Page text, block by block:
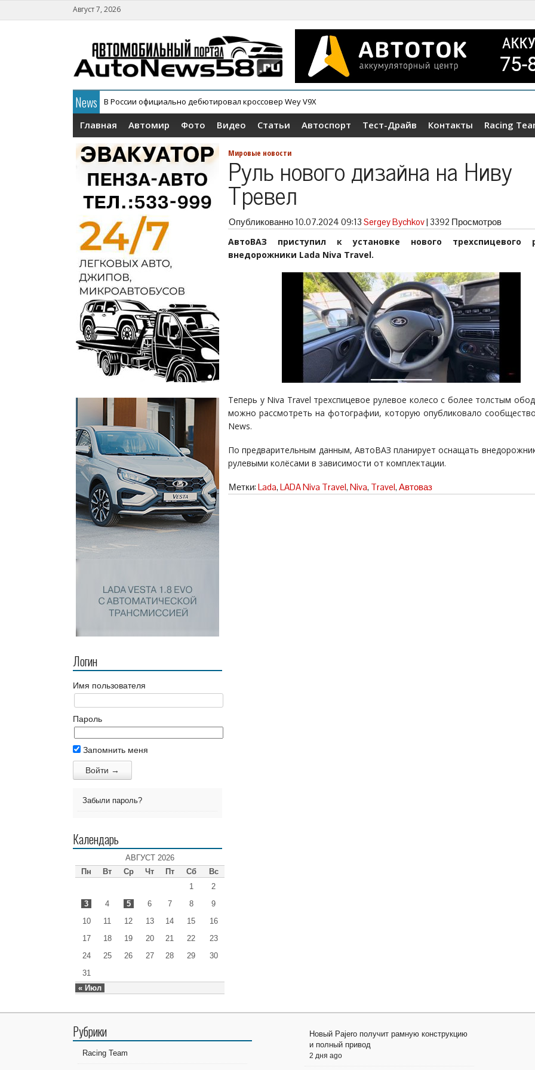
Август 7, 2026
News В России официально дебютировал кроссовер Wey V9X
Главная Автомир Фото Видео Статьи Автоспорт Тест-Драйв Контакты Racing
Логин
Имя пользователя
Пароль
Запомнить меня
Забыли пароль?
Календарь
АВГУСТ 2026
Пн
Вт Ср Чт Пт Сб Вс
« Июл
1
2
3
4 5 6 7 8
9
10
11 12 13 14 15
16
17
18 19 20 21 22
23
24
25 26 27 28 29
30
31
Мировые новости
Руль нового дизайна на Ниву
Тревел
Опубликованно 10.07.2024 09:13 Sergey Bychkov| 3392 Просмотров
АвтоВАЗ приступил к установке нового трехспицевого
внедорожники Lada Niva Travel.
Теперь у Niva Travel трехспицевое рулевое колесо с более толстым
можно рассмотреть на фотографии, которую опубликовало
News.
По предварительным данным, АвтоВАЗ планирует оснащать
рулевыми колёсами в зависимости от комплектации.
Метки: Lada, LADA Niva Travel, Niva, Travel, Автоваз
Рубрики
Racing Team
Новый Pajero получит рамную конструкцию
и полный привод
2 дня ago